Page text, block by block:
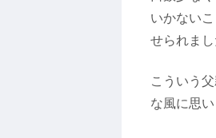
いかない
せられまし
こういう
な風に思